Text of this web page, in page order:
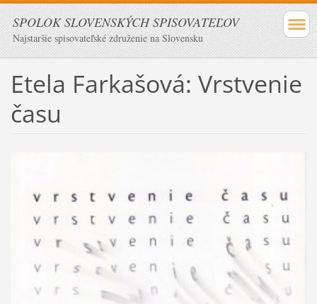
SPOLOK SLOVENSKÝCH SPISOVATEĽOV
Najstaršie spisovateľské združenie na Slovensku
Etela Farkašová: Vrstvenie
času